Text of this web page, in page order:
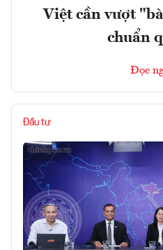
Việt cần vượt
chuẩn
Đọc
Đầu tư